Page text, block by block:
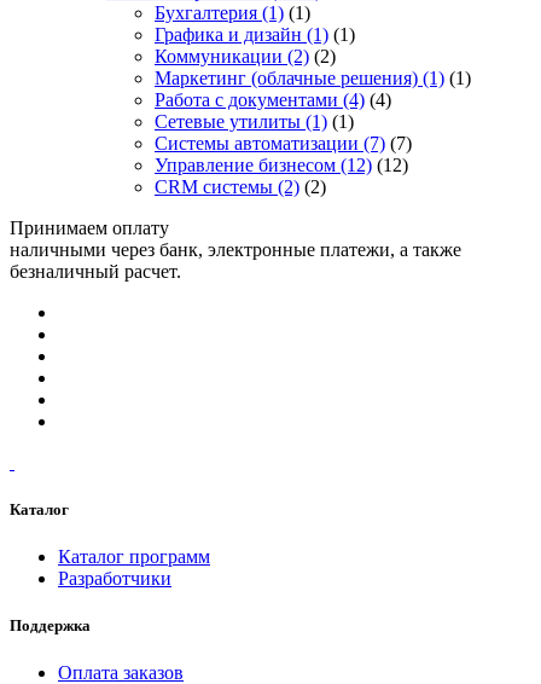
Бухгалтерия (1) (1)
Графика и дизайн (1) (1)
Коммуникации (2) (2)
Маркетинг (облачные решения) (1) (1)
Работа с документами (4) (4)
Сетевые утилиты (1) (1)
Системы автоматизации (7) (7)
Управление бизнесом (12) (12)
CRM системы (2) (2)
Принимаем оплату
наличными через банк, электронные платежи, а также
безналичный расчет.
Каталог
Каталог программ
Разработчики
Поддержка
Оплата заказов